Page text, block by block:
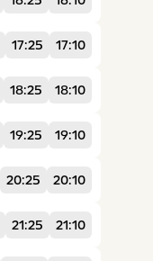
17:10
17:25
18:10
18:25
19:10
19:25
20:10
20:25
21:10
21:25